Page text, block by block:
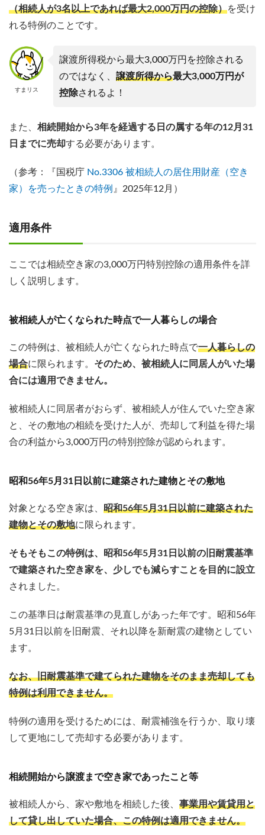
（相続人が3名以上であれば最大2,000万円の控除）を受け
れる特例のことです。
すまリス
譲渡所得税から最大3,000万円を控除される
のではなく、 譲渡所得から最大3,000万円が
控除されるよ！
また、 相続開始から3年を経過する日の属する年の12月31
日までに売却する必要があります。
（参考：『国税庁 No.3306 被相続人の居住用財産（空き
家）を売ったときの特例 』2025年12月）
適用条件
ここでは相続空き家の3,000万円特別控除の適用条件を詳
しく説明します。
被相続人が亡くなられた時点で一人暮らしの場合
この特例は、被相続人が亡くなられた時点で一人暮らしの
場合に限られます。 そのため、被相続人に同居人がいた場
合には適用できません。
被相続人に同居者がおらず、被相続人が住んでいた空き家
と、その敷地の相続を受けた人が、売却して利益を得た場
合の利益から3,000万円の特別控除が認められます。
昭和56年5月31日以前に建築された建物とその敷地
対象となる空き家は、 昭和56年5月31日以前に建築された
建物とその敷地に限られます。
そもそもこの特例は、昭和56年5月31日以前の旧耐震基準
で建築された空き家を、少しでも減らすことを目的に設立
されました。
この基準日は耐震基準の見直しがあった年です。昭和56年
5月31日以前を旧耐震、それ以降を新耐震の建物としてい
ます。
なお、旧耐震基準で建てられた建物をそのまま売却しても
特例は利用できません。
特例の適用を受けるためには、耐震補強を行うか、取り壊
して更地にして売却する必要があります。
相続開始から譲渡まで空き家であったこと等
被相続人から、家や敷地を相続した後、 事業用や賃貸用と
して貸し出していた場合、この特例は適用できません。